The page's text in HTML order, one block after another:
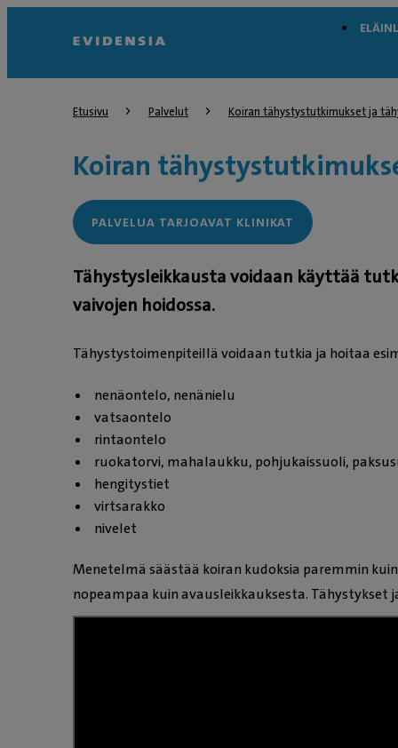
Etusivu Palvelut Koiran tähystystutkimukset ja
Koiran
PALVELUA TARJOAVAT KLINIKAT
Tähystysleikkausta voidaan käyttää
vaivojen hoidossa.
Tähystystoimenpiteillä voidaan tutkia ja hoitaa
nenäontelo, nenänielu
vatsaontelo
rintaontelo
ruokatorvi, mahalaukku, pohjukaissuoli,
hengitystiet
virtsarakko
nivelet
Menetelmä säästää koiran kudoksia paremmin
nopeampaa kuin avausleikkauksesta.